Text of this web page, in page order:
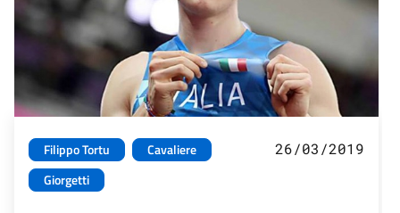
Filippo Tortu
Cavaliere
Giorgetti
26/03/2019